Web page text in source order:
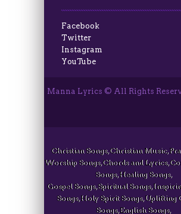
Facebook
Twitter
Instagram
YouTube
Manna Lyrics © All Rights
Christian Songs, Christian Music,
Worship Songs, Chords and Lyrics,
Songs, Healing Songs,
Gospel Songs, Spiritual Songs,
Songs, Holy Spirit Songs, Uplifting
Songs, English Songs,